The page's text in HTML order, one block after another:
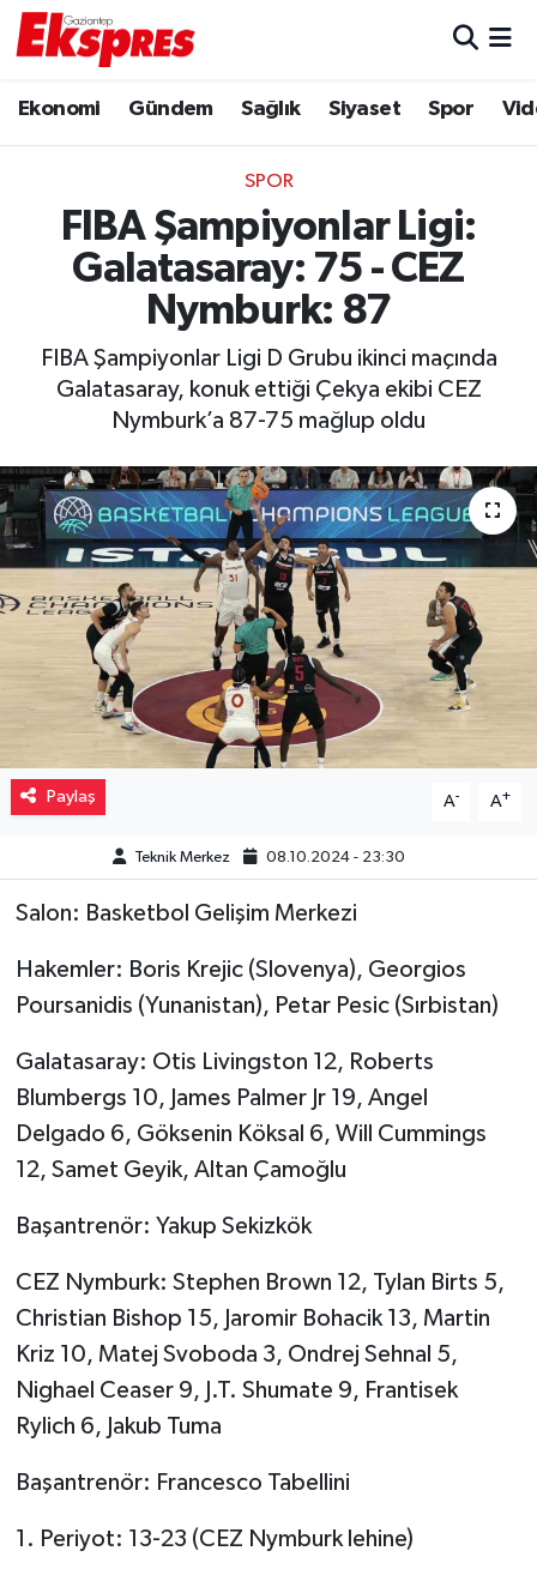
Ekonomi Gündem Sağlık Siyaset Spor
SPOR
FIBA Şampiyonlar Ligi:
Galatasaray: 75 - CEZ
Nymburk: 87
FIBA Şampiyonlar Ligi D Grubu ikinci maçında
Galatasaray, konuk ettiği Çekya ekibi CEZ
Nymburk’a 87-75 mağlup oldu
Paylaş A- A+
Teknik Merkez 08.10.2024 - 23:30
Salon: Basketbol Gelişim Merkezi
Hakemler: Boris Krejic (Slovenya), Georgios
Poursanidis (Yunanistan), Petar Pesic (Sırbistan)
Galatasaray: Otis Livingston 12, Roberts
Blumbergs 10, James Palmer Jr 19, Angel
Delgado 6, Göksenin Köksal 6, Will Cummings
12, Samet Geyik, Altan Çamoğlu
Başantrenör: Yakup Sekizkök
CEZ Nymburk: Stephen Brown 12, Tylan Birts 5,
Christian Bishop 15, Jaromir Bohacik 13, Martin
Kriz 10, Matej Svoboda 3, Ondrej Sehnal 5,
Nighael Ceaser 9, J.T. Shumate 9, Frantisek
Rylich 6, Jakub Tuma
Başantrenör: Francesco Tabellini
1. Periyot: 13-23 (CEZ Nymburk lehine)
Ekonomi
Gaziantep son dakika
Genel
Haberler
Magazin
Müzik
Piyasa
Resmi İlanlar
Siyaset
Teknoloji
Türkiye
Video Haber
Yemek
Trafik Durumu
Puan Durumu ve Fikstür
Tüm Manşetler
Son Dakika Haberleri
Haber Arşivi